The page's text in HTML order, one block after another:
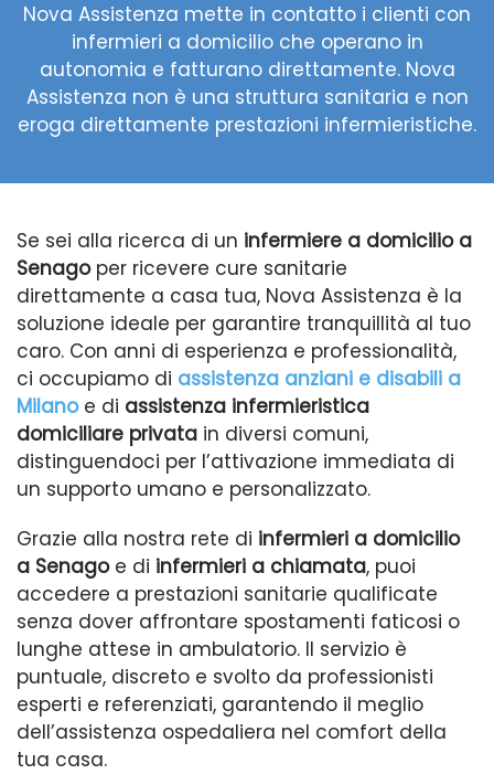
Nova Assistenza mette in contatto i clienti con
infermieri a domicilio che operano in
autonomia e fatturano direttamente. Nova
Assistenza non è una struttura sanitaria e non
eroga direttamente prestazioni infermieristiche.
Se sei alla ricerca di un infermiere a domicilio a
Senagoper ricevere cure sanitarie
direttamente a casa tua, Nova Assistenza è la
soluzione ideale per garantire tranquillità al tuo
caro. Con anni di esperienza e professionalità,
ci occupiamo di assistenza anziani e disabili a
Milanoe di assistenza infermieristica
domiciliare privata in diversi comuni,
distinguendoci per l’attivazione immediata di
un supporto umano e personalizzato.
Grazie alla nostra rete di infermieri a domicilio
a Senagoe di infermieri a chiamata, puoi
accedere a prestazioni sanitarie qualificate
senza dover affrontare spostamenti faticosi o
lunghe attese in ambulatorio. Il servizio è
puntuale, discreto e svolto da professionisti
esperti e referenziati, garantendo il meglio
dell’assistenza ospedaliera nel comfort della
tua casa.